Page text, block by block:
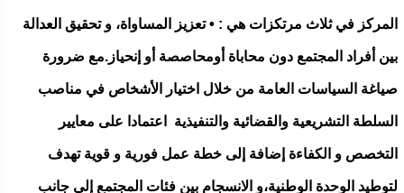
المركز في ثلاث مرتكزات هي : • تعزيز المساواة، و تحقيق العدالة
بين أفراد المجتمع دون محاباة أومحاصصة أو إنحياز.مع ضرورة
صياغة السياسات العامة من خلال اختيار الأشخاص في مناصب
السلطة التشريعية والقضائية والتنفيذية اعتمادا على معايير
التخصص و الكفاءة إضافة إلى خطة عمل فورية و قوية تهدف
لتوطيد الوحدة الوطنية،و الانسجام بين فئات المجتمع إلى جانب